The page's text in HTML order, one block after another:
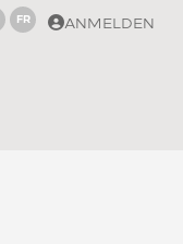
FR ANMELDEN